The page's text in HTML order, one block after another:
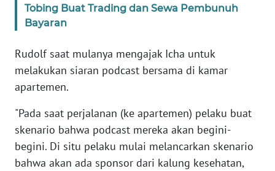
Tobing Buat Trading dan Sewa Pembunuh
Bayaran
Rudolf saat mulanya mengajak Icha untuk
melakukan siaran podcast bersama di kamar
apartemen.
"Pada saat perjalanan (ke apartemen) pelaku buat
skenario bahwa podcast mereka akan begini-
begini. Di situ pelaku mulai melancarkan skenario
bahwa akan ada sponsor dari kalung kesehatan,
INFO
TENTANG
PEDOMAN
MEDIA